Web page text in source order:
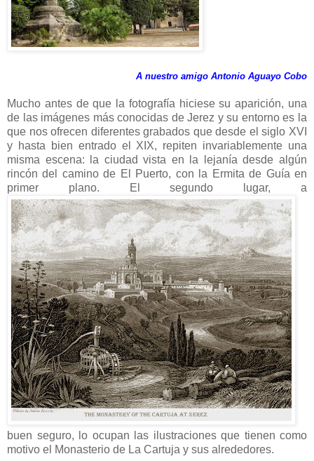
A nuestro amigo Antonio Aguayo Cobo
Mucho antes de que la fotografía hiciese su aparición, una
de las imágenes más conocidas de Jerez y su entorno es la
que nos ofrecen diferentes grabados que desde el siglo XVI
y hasta bien entrado el XIX, repiten invariablemente una
misma escena: la ciudad vista en la lejanía desde algún
rincón del camino de El Puerto, con la Ermita de Guía en
primer plano. El segundo lugar, a
buen seguro, lo ocupan las ilustraciones que tienen como
motivo el Monasterio de La Cartuja y sus alrededores.